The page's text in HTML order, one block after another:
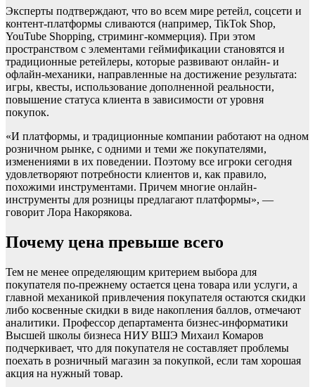
Эксперты подтверждают, что во всем мире ретейл, соцсети и
контент-платформы сливаются (например, TikTok Shop,
YouTube Shopping, стриминг-коммерция). При этом
пространством с элементами геймификации становятся и
традиционные ретейлеры, которые развивают онлайн- и
офлайн-механики, направленные на достижение результата:
игры, квесты, использование дополненной реальности,
повышение статуса клиента в зависимости от уровня
покупок.
«И платформы, и традиционные компании работают на одном
розничном рынке, с одними и теми же покупателями,
изменениями в их поведении. Поэтому все игроки сегодня
удовлетворяют потребности клиентов и, как правило,
похожими инструментами. Причем многие онлайн-
инструменты для розницы предлагают платформы», —
говорит Лора Накорякова.
Почему цена превыше всего
Тем не менее определяющим критерием выбора для
покупателя по-прежнему остается цена товара или услуги, а
главной механикой привлечения покупателя остаются скидки
либо косвенные скидки в виде накопления баллов, отмечают
аналитики. Профессор департамента бизнес-информатики
Высшей школы бизнеса НИУ ВШЭ Михаил Комаров
подчеркивает, что для покупателя не составляет проблемы
поехать в розничный магазин за покупкой, если там хорошая
акция на нужный товар.